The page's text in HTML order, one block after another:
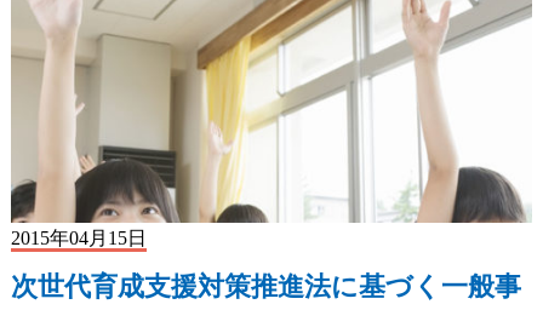
2015年04月15日
次世代育成支援対策推進法に基づく一般事